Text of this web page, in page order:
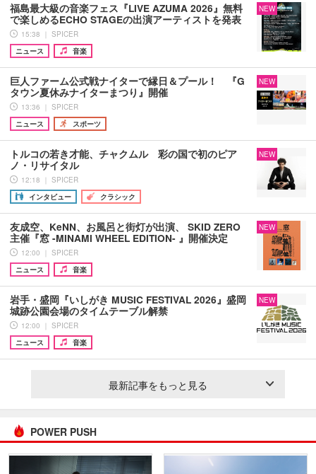
福島最大級の音楽フェス『LIVE AZUMA 2026』無料
で楽しめるECHO STAGEの出演アーティストを発表
15:38 ｜ SPICER
ニュース
音楽
NEW
巨人ファーム公式戦ナイターで縁日＆プール！ 『G
タウン夏休みナイターまつり』開催
13:36 ｜ SPICER
ニュース
スポーツ
NEW
トルコの若き才能、チャクムル 彩の国で初のピア
ノ・リサイタル
12:18 ｜ SPICER
インタビュー
クラシック
NEW
友成空、KeNN、お風呂と街灯が出演、 SKID ZERO
主催『窓 -MINAMI WHEEL EDITION- 』開催決定
12:00 ｜ SPICER
ニュース
音楽
NEW
岩手・盛岡『いしがき MUSIC FESTIVAL 2026』盛岡
城跡公園会場のタイムテーブル解禁
12:00 ｜ SPICER
ニュース
音楽
NEW
最新記事をもっと見る
POWER PUSH